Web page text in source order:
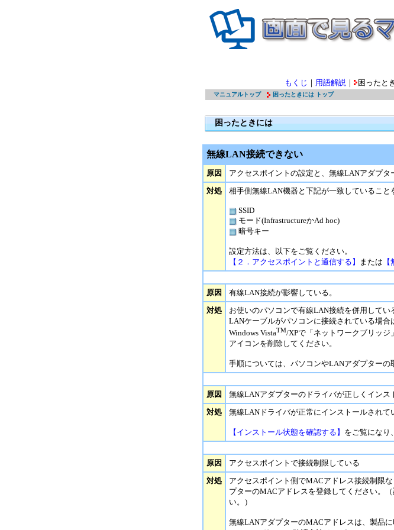
もくじ ｜ 用語解説 ｜ 困ったと
マニュアルトップ 困ったときには トップ
困ったときには
無線LAN接続できない
原因
アクセスポイントの設定と、無線LANアダプタ
対処
相手側無線LAN機器と下記が一致していること
SSID
モード(InfrastructureかAd hoc)
暗号キー
設定方法は、以下をご覧ください。
【２．アクセスポイントと通信する】
または
原因
有線LAN接続が影響している。
対処
お使いのパソコンで有線LAN接続を併用してい
LANケーブルがパソコンに接続されている場合
Windows VistaTM/XPで「ネットワークブリッジ
アイコンを削除してください。
手順については、パソコンやLANアダプターの
原因
無線LANアダプターのドライバが正しくインス
対処
無線LANドライバが正常にインストールされて
【インストール状態を確認する】 をご覧になり
原因
アクセスポイントで接続制限している
対処
アクセスポイント側でMACアドレス接続制限
プターのMACアドレスを登録してください。
い。）
無線LANアダプターのMACアドレスは、製品